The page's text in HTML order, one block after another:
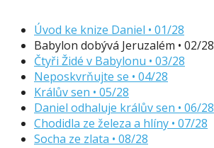
Úvod ke knize Daniel • 01/28
Babylon dobývá Jeruzalém • 02/28
Čtyři Židé v Babylonu • 03/28
Neposkvrňujte se • 04/28
Králův sen • 05/28
Daniel odhaluje králův sen • 06/28
Chodidla ze železa a hlíny • 07/28
Socha ze zlata • 08/28